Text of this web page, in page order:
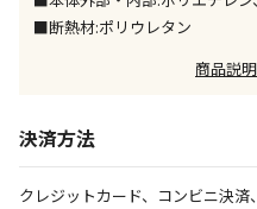
設置工事代金も含ま
■断熱材:ポリウレタン
商品説
決済方法
クレジットカード、コンビニ決